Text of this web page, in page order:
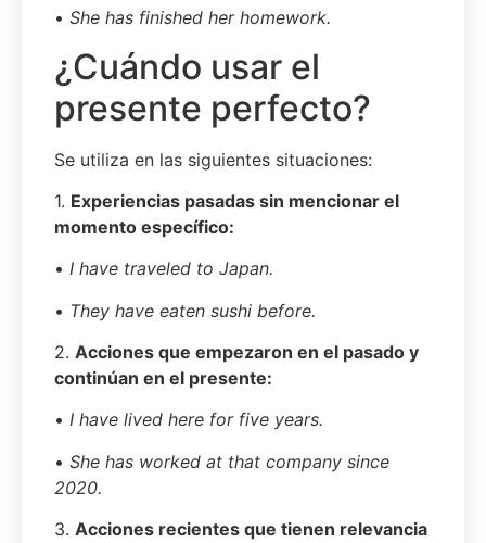
• She has finished her homework.
¿Cuándo usar el
presente perfecto?
Se utiliza en las siguientes situaciones:
1. Experiencias pasadas sin mencionar el
momento específico:
• I have traveled to Japan.
• They have eaten sushi before.
2. Acciones que empezaron en el pasado y
continúan en el presente:
• I have lived here for five years.
• She has worked at that company since
2020.
3. Acciones recientes que tienen relevancia